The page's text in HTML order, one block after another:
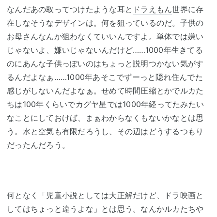
なんだあの取ってつけたような耳と ドラえもん世界に存
在しなそうなデザインは。何を狙っているのだ。子供の
お母さんなんか狙わなくていいんですよ。単体では嫌い
じゃないよ、嫌いじゃないんだけど……1000年生きてる
のにあんな子供っぽいのはちょっと説明つかない気がす
るんだよなぁ……1000年あそこでずーっと隠れ住んでた
感じがしないんだよなぁ。せめて時間圧縮とかでルカた
ちは100年くらいでカグヤ星では1000年経ってたみたい
なことにしておけば、まぁわからなくもないかなとは思
う。水と空気も有限だろうし、その辺はどうするつもり
だったんだろう。
何となく「児童小説としては大正解だけど、ドラ映画と
してはちょっと違うよな」とは思う。なんかルカたちや